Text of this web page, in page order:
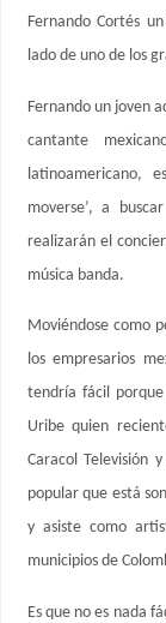
Fernando Cortés
lado de uno de los
Fernando un joven
cantante
latinoamericano,
moverse’, a
realizarán el
música banda.
Moviéndose como
los empresarios
tendría fácil
Uribe quien
Caracol Televisión
popular que está
y asiste como
municipios de
Es que no es nada